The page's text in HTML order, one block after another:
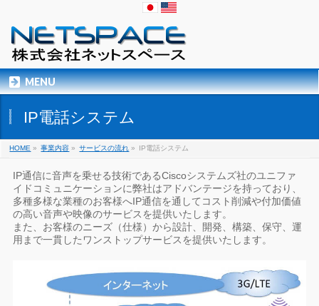
MENU
IP電話システム
HOME » 事業内容 » サービスの流れ » IP電話システム
IP通信に音声を乗せる技術であるCiscoシステムズ社のユニファ
イドコミュニケーションに弊社はアドバンテージを持っており、
多種多様な業種のお客様へIP通信を通してコスト削減や付加価値
の高い音声や映像のサービスを提供いたします。
また、お客様のニーズ（仕様）から設計、開発、構築、保守、運
用まで一貫したワンストップサービスを提供いたします。